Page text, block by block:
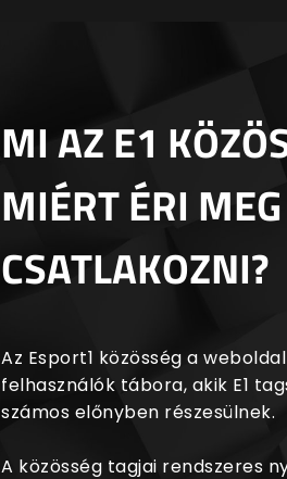
MI AZ E1
MIÉRT ÉRI MEG
CSATLAKOZNI?
Az Esport1 közösség a
felhasználók tábora, akik E1
számos előnyben részesülnek.
A közösség tagjai rendszeres